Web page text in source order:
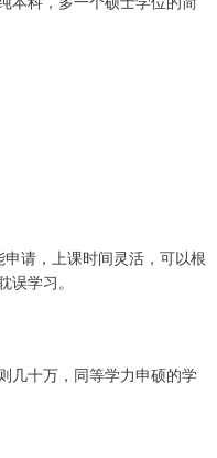
请，上课时间灵活，可以根
学习。
几十万，同等学力申硕的学